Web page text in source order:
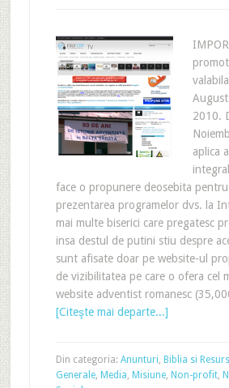
2010.
aplica
face o propunere deosebita
prezentarea programelor dvs. la
mai multe biserici care pregatesc
insa destul de putini stiu despre
sunt afisate doar pe website-ul
de vizibilitatea pe care o ofera cel
website adventist romanesc
[Citeşte mai departe...]
Din categoria: Anunturi, Biblia si
Generale, Media, Misiune, Non-profit,